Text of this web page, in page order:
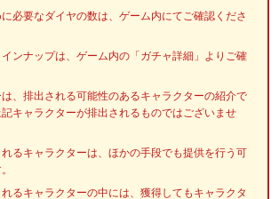
必要なダイヤの数は、ゲーム内にてご確認くださ
ンナップは、ゲーム内の「ガチャ詳細」よりご確
、排出される可能性のあるキャラクターの紹介で
キャラクターが排出されるものではございませ
るキャラクターは、ほかの手段でも提供を行う可
るキャラクターの中には、獲得してもキャラクタ